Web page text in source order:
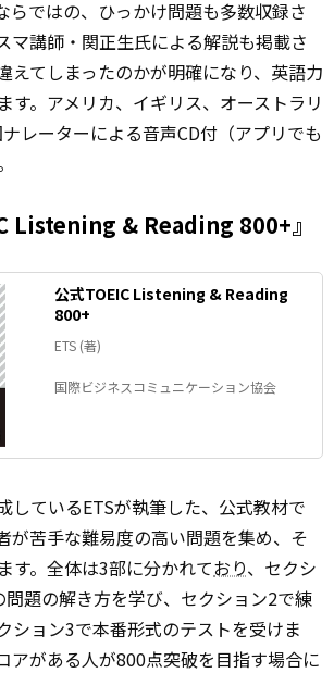
らではの、ひっかけ問題も多数収録さ
マ講師・関正生氏による解説も掲載さ
えてしまったのかが明確になり、英語力
ます。アメリカ、イギリス、オーストラリ
レーターによる音声CD付（アプリでも
Listening & Reading 800+』
公式TOEIC Listening & Reading
800+
ETS (著)
国際ビジネスコミュニケーション協会
しているETSが執筆した、公式教材で
が苦手な難易度の高い問題を集め、そ
す。全体は3部に分かれており、セクシ
問題の解き方を学び、セクション2で練
ション3で本番形式のテストを受けま
アがある人が800点突破を目指す場合に